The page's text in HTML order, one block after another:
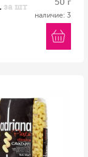
за шт
наличие: 3